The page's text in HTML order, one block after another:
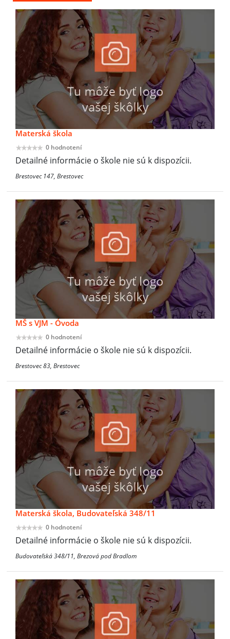
Materská škola
0 hodnotení
Detailné informácie o škole nie sú k dispozícii.
Brestovec 147, Brestovec
MŠ s VJM - Óvoda
0 hodnotení
Detailné informácie o škole nie sú k dispozícii.
Brestovec 83, Brestovec
Materská škola, Budovateľská 348/11
0 hodnotení
Detailné informácie o škole nie sú k dispozícii.
Budovateľská 348/11, Brezová pod Bradlom